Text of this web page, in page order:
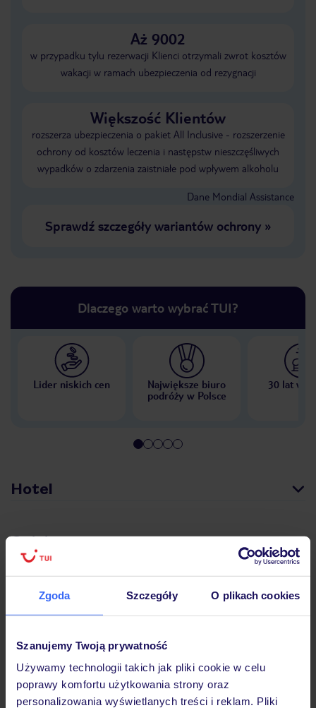
Zgoda Szczegóły O plikach cookies
Szanujemy Twoją prywatność
Używamy technologii takich jak pliki cookie w celu
poprawy komfortu użytkowania strony oraz
personalizowania wyświetlanych treści i reklam. Pliki
Aż 9002
w przypadku tylu rezerwacji Klienci otrzymali zwrot kosztów
wakacji w ramach ubezpieczenia od rezygnacji
Większość Klientów
rozszerza ubezpieczenia o pakiet All Inclusive - rozszerzenie
ochrony od kosztów leczenia i następstw nieszczęśliwych
wypadków o zdarzenia zaistniałe pod wpływem alkoholu
Dane Mondial Assistance
Sprawdź szczegóły wariantów ochrony»
Dlaczego warto wybrać TUI?
Lider niskich cen
Największe biuro
podróży w Polsce
30 lat w
Hotel
Opinie
Pokoje
Wyżywienie
Atrakcje